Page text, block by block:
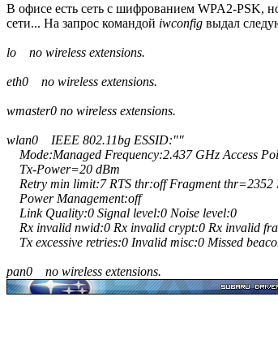
В офисе есть сеть с шифрованием WPA2-PSK,
сети... На запрос командой iwconfig выдал
lo no wireless extensions.
eth0 no wireless extensions.
wmaster0 no wireless extensions.
wlan0 IEEE 802.11bg ESSID:""
Mode:Managed Frequency:2.437 GHz Access
Tx-Power=20 dBm
Retry min limit:7 RTS thr:off Fragment thr=2352
Power Management:off
Link Quality:0 Signal level:0 Noise level:0
Rx invalid nwid:0 Rx invalid crypt:0 Rx invalid
Tx excessive retries:0 Invalid misc:0 Missed
pan0 no wireless extensions.